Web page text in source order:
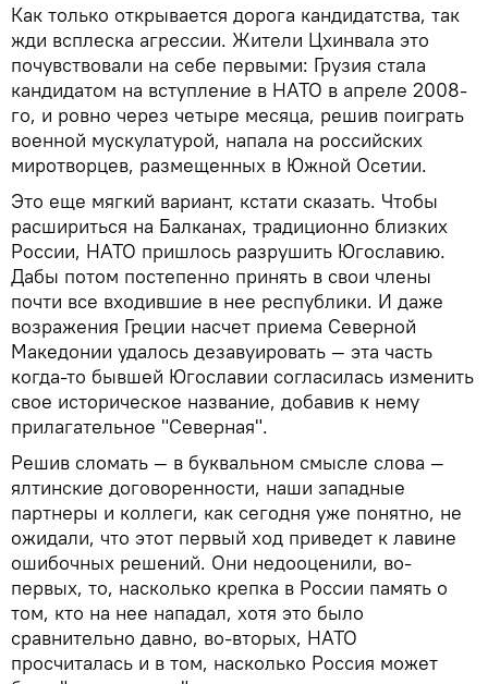
Как только открывается дорога кандидатства, так
жди всплеска агрессии. Жители Цхинвала это
почувствовали на себе первыми: Грузия стала
кандидатом на вступление в НАТО в апреле 2008-
го, и ровно через четыре месяца, решив поиграть
военной мускулатурой, напала на российских
миротворцев, размещенных в Южной Осетии.
Это еще мягкий вариант, кстати сказать. Чтобы
расшириться на Балканах, традиционно близких
России, НАТО пришлось разрушить Югославию.
Дабы потом постепенно принять в свои члены
почти все входившие в нее республики. И даже
возражения Греции насчет приема Северной
Македонии удалось дезавуировать — эта часть
когда-то бывшей Югославии согласилась изменить
свое историческое название, добавив к нему
прилагательное "Северная".
Решив сломать — в буквальном смысле слова —
ялтинские договоренности, наши западные
партнеры и коллеги, как сегодня уже понятно, не
ожидали, что этот первый ход приведет к лавине
ошибочных решений. Они недооценили, во-
первых, то, насколько крепка в России память о
том, кто на нее нападал, хотя это было
сравнительно давно, во-вторых, НАТО
просчиталась и в том, насколько Россия может